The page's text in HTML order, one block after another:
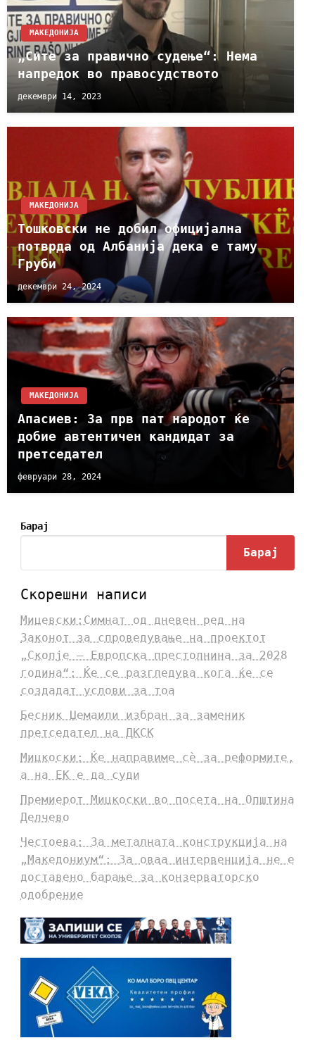
МАКЕДОНИЈА
„Сите за правично судење“: Нема
напредок во правосудството
декември 14, 2023
МАКЕДОНИЈА
Тошковски не добил официјална
потврда од Албанија дека е таму
Груби
декември 24, 2024
МАКЕДОНИЈА
Апасиев: За прв пат народот ќе
добие автентичен кандидат за
претседател
февруари 28, 2024
Барај
Барај
Скорешни написи
Мицевски:Симнат од дневен ред на
Законот за спроведување на проектот
„Скопје – Европска престолнина за 2028
година“: Ќе се разгледува кога ќе се
создадат услови за тоа
Бесник Џемаили избран за заменик
претседател на ДКСК
Мицкоски: Ќе направиме сè за реформите,
а на ЕК е да суди
Премиерот Мицкоски во посета на Општина
Делчево
Честоева: За металната конструкција на
„Македониум“: За оваа интервенција не е
доставено барање за конзерваторско
одобрение